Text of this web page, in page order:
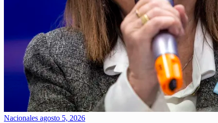
Nacionales agosto 5, 2026